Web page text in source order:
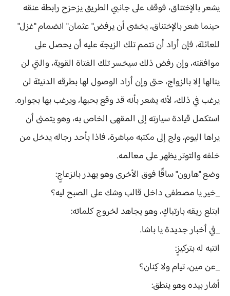
يشعر بالإختناق، فوقف على جانبي الطريق يزحزح رابطة عنقه
حينما شعر بالإختناق، يخشى أن يرفض" عثمان" انضمام "غزل"
للعائلة، فإن أراد أن تتمم تلك الزيجة عليه أن يحصل على
موافقته، وإن رفض ذلك سيخسر تلك الفتاة القوية، والتي لن
ينالها إلا بالزواج، حتى وإن أراد الوصول لها بطرقه الدنيئة لن
يرغب في ذلك، لأنه يشعر بأنه قد وقع بحبها، ويرغب بها بجواره.
استكمل قيادة سيارته إلى المقهى الخاص به، وهو يتمنى أن
يراها اليوم، ولج إلى مكتبه مباشرة، فاذا بأحد رجاله يدخل من
خلفه والتوتر يظهر على معالمه.
وضع "هارون" ساقًا فوق الأخرى وهو يهدر بانزعاجٍ:
_خير يا مصطفى داخل قالب وشك على الصبح ليه؟
ابتلع ريقه بارتباكٍ، وهو يجاهد لخروج كلماته:
_في أخبار جديدة يا باشا.
انتبه له بتركيزٍ:
_عن مين، تيام ولا كِنان؟
أشار بيده وهو ينطق: